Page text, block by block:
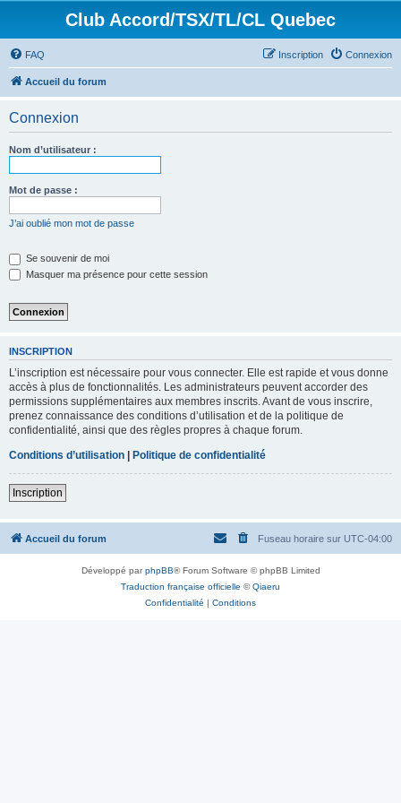
Club Accord/TSX/TL/CL Quebec
FAQ Connexion
Inscription
Accueil du forum
Connexion
Nom d’utilisateur :
Mot de passe :
J’ai oublié mon mot de passe
Se souvenir de moi
Masquer ma présence pour cette session
INSCRIPTION
L’inscription est nécessaire pour vous connecter. Elle est rapide et vous donne
accès à plus de fonctionnalités. Les administrateurs peuvent accorder des
permissions supplémentaires aux membres inscrits. Avant de vous inscrire,
prenez connaissance des conditions d’utilisation et de la politique de
confidentialité, ainsi que des règles propres à chaque forum.
Conditions d’utilisation | Politique de confidentialité
Inscription
Accueil du forum Fuseau horaire sur UTC-04:00
Développé parphpBB® Forum Software © phpBB Limited
Traduction française officielle ©Qiaeru
Confidentialité | Conditions